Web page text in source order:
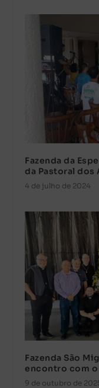
Fazenda da
da Pastoral
4 de julho de 2024
Fazenda São
encontro com
9 de outubro de